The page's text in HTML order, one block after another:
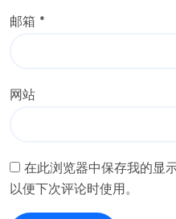
邮箱 *
网站
在此浏览器中保存我的显
以便下次评论时使用。